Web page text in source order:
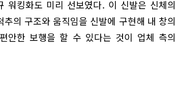
워킹화도 미리 선보였다. 이 신발은 신체의
의 구조와 움직임을 신발에 구현해 내 창의
안한 보행을 할 수 있다는 것이 업체 측의